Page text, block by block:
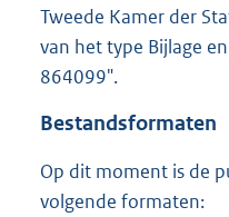
Tweede Kamer der
van het type Bijlage
864099".
Bestandsformaten
Op dit moment is de
volgende formaten: